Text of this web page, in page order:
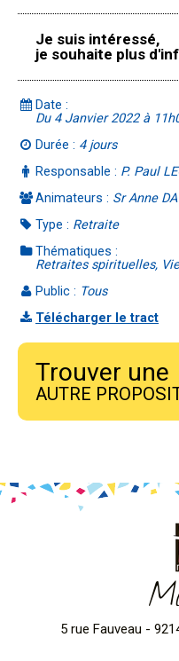
Je suis intéressé,
je souhaite plus
Date :
Du 4 Janvier 2022 à
Durée : 4 jours
Responsable : P. Paul
Animateurs : Sr Anne DA
Type : Retraite
Thématiques :
Retraites spirituelles,
Public : Tous
Télécharger le tract
Trouver une
AUTRE
5 rue Fauveau -